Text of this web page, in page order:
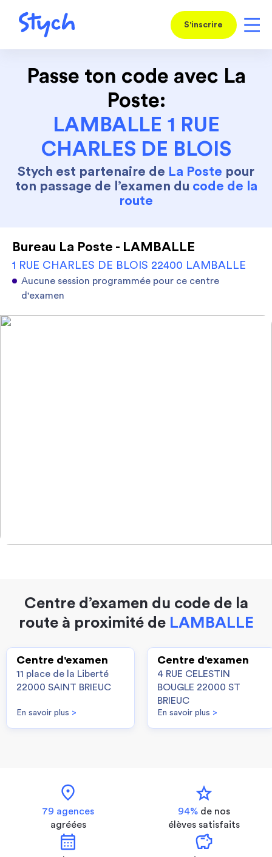
S'inscrire
Passe ton code avec La
Poste:
LAMBALLE 1 RUE
CHARLES DE BLOIS
Stych est partenaire de La Poste pour
ton passage de l’examen du code de la
route
Bureau La Poste - LAMBALLE
1 RUE CHARLES DE BLOIS 22400 LAMBALLE
Aucune session programmée pour ce centre
d'examen
Centre d’examen du code de la
route à proximité de LAMBALLE
Centre d'examen
11 place de la Liberté
22000 SAINT BRIEUC
En savoir plus >
Centre d'examen
4 RUE CELESTIN
BOUGLE 22000 ST
BRIEUC
En savoir plus >
location_on
79 agences
agréées
star
94% de nos
élèves satisfaits
calendar_month savings